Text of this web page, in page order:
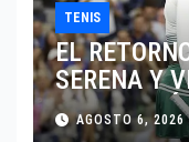
TENIS
EL
SERENA Y
AGOSTO 6, 2026